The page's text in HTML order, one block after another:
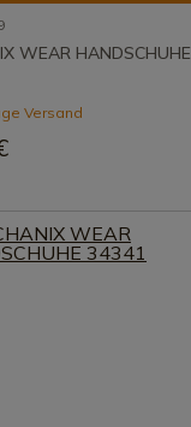
WEAR HANDSCHUHE
Versand